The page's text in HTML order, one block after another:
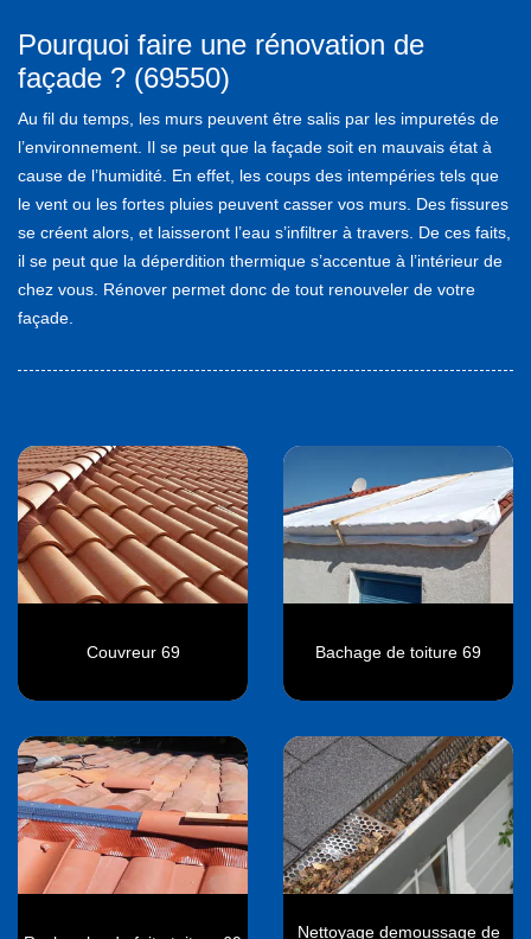
Pourquoi faire une rénovation de
façade ? (69550)
Au fil du temps, les murs peuvent être salis par les impuretés de
l’environnement. Il se peut que la façade soit en mauvais état à
cause de l’humidité. En effet, les coups des intempéries tels que
le vent ou les fortes pluies peuvent casser vos murs. Des fissures
se créent alors, et laisseront l’eau s’infiltrer à travers. De ces faits,
il se peut que la déperdition thermique s’accentue à l’intérieur de
chez vous. Rénover permet donc de tout renouveler de votre
façade.
Couvreur 69 Bachage de toiture 69
Nettoyage demoussage de